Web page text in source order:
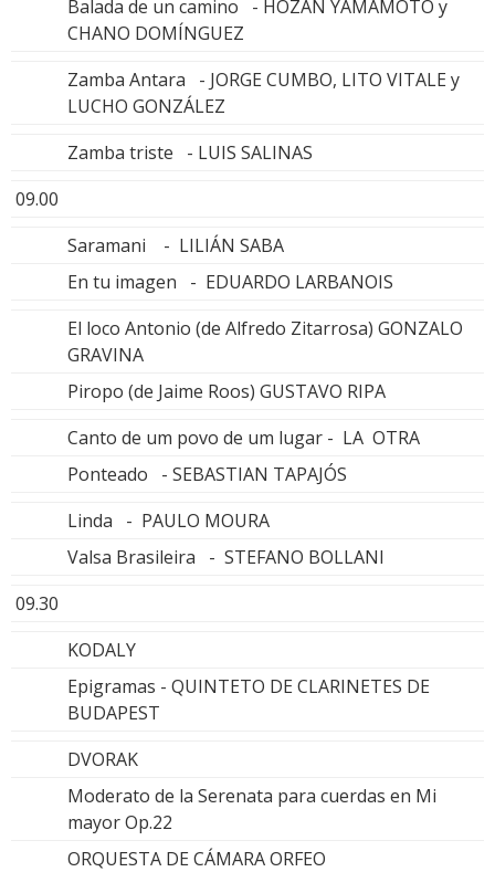
Balada de un camino - HOZAN YAMAMOTO y
CHANO DOMÍNGUEZ
Zamba Antara - JORGE CUMBO, LITO VITALE y
LUCHO GONZÁLEZ
Zamba triste - LUIS SALINAS
09.00
Saramani - LILIÁN SABA
En tu imagen - EDUARDO LARBANOIS
El loco Antonio (de Alfredo Zitarrosa) GONZALO
GRAVINA
Piropo (de Jaime Roos) GUSTAVO RIPA
Canto de um povo de um lugar - LA OTRA
Ponteado - SEBASTIAN TAPAJÓS
Linda - PAULO MOURA
Valsa Brasileira - STEFANO BOLLANI
09.30
KODALY
Epigramas - QUINTETO DE CLARINETES DE
BUDAPEST
DVORAK
Moderato de la Serenata para cuerdas en Mi
mayor Op.22
ORQUESTA DE CÁMARA ORFEO